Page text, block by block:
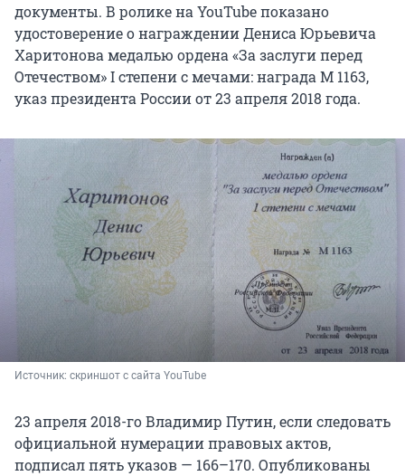
документы. В ролике на YouTube показано
удостоверение о награждении Дениса Юрьевича
Харитонова медалью ордена «За заслуги перед
Отечеством» I степени с мечами: награда М 1163,
указ президента России от 23 апреля 2018 года.
Источник: скриншот с сайта YouTube
23 апреля 2018-го Владимир Путин, если следовать
официальной нумерации правовых актов,
подписал пять указов — 166–170. Опубликованы